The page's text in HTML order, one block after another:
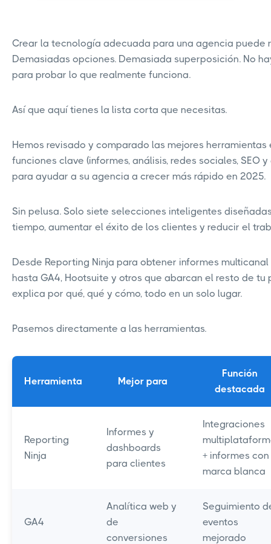
Crear la tecnología adecuada para una agencia puede
Demasiadas opciones. Demasiada superposición. No
para probar lo que realmente funciona.
Así que aquí tienes la lista corta que necesitas.
Hemos revisado y comparado las mejores herramientas
funciones clave (informes, análisis, redes sociales, SEO
para ayudar a su agencia a crecer más rápido en 2025.
Sin pelusa. Solo siete selecciones inteligentes
tiempo, aumentar el éxito de los clientes y reducir el
Desde Reporting Ninja para obtener informes
hasta GA4, Hootsuite y otros que abarcan el resto de tu
explica por qué, qué y cómo, todo en un solo lugar.
Pasemos directamente a las herramientas.
Herramienta Mejor para
Función
destacada
Reporting
Ninja
Informes y
dashboards
para clientes
Integraciones
+ informes con
marca blanca
GA4
Analítica web y
de
conversiones
Seguimiento
eventos
mejorado